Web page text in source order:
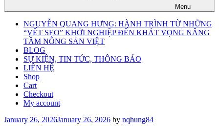
Menu
NGUYỄN QUANG HƯNG: HÀNH TRÌNH TỪ NHỮNG
“VẾT SẸO” KHỞI NGHIỆP ĐẾN KHÁT VỌNG NÂNG
TẦM NÔNG SẢN VIỆT
BLOG
SỰ KIỆN, TIN TỨC, THÔNG BÁO
LIÊN HỆ
Shop
Cart
Checkout
My account
Posted
January 26, 2026January 26, 2026 by nqhung84